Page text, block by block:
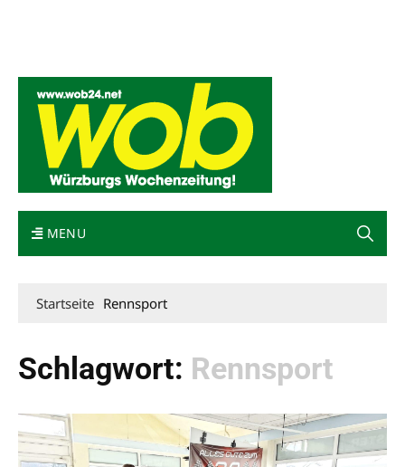
MENU
Startseite Rennsport
Schlagwort: Rennsport